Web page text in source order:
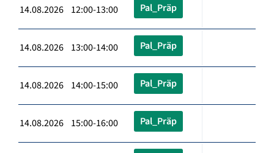
14.08.2026 12:00-13:00 Pal_Präp
14.08.2026 13:00-14:00 Pal_Präp
14.08.2026 14:00-15:00 Pal_Präp
14.08.2026 15:00-16:00 Pal_Präp